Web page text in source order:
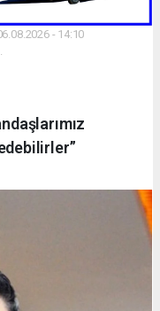
- 14:10